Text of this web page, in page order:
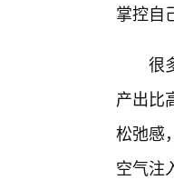
掌控自
很
产出比
松弛感
空气注